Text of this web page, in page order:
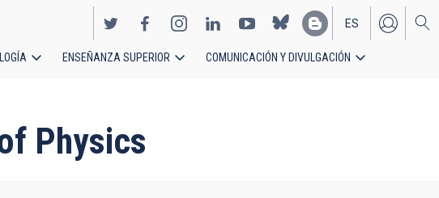
EN
ES
ENSEÑANZA SUPERIOR COMUNICACIÓN Y DIVULGACIÓN
Physics